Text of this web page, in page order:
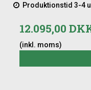
Produktionstid 3-4
12.095,00
(inkl. moms)